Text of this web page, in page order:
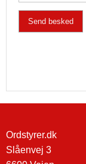
Ordstyrer.dk
Slåenvej 3